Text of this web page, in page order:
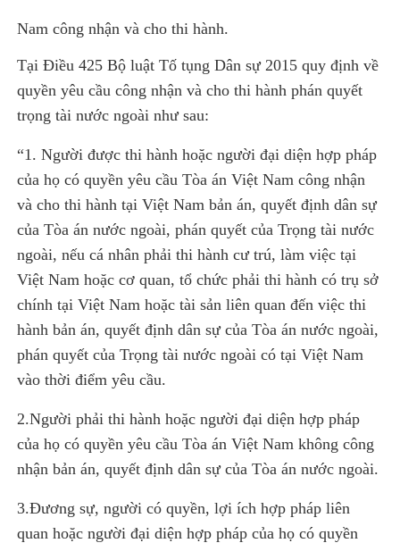
Nam công nhận và cho thi hành.
Tại Điều 425 Bộ luật Tố tụng Dân sự 2015 quy định về
quyền yêu cầu công nhận và cho thi hành phán quyết
trọng tài nước ngoài như sau:
“1. Người được thi hành hoặc người đại diện hợp pháp
của họ có quyền yêu cầu Tòa án Việt Nam công nhận
và cho thi hành tại Việt Nam bản án, quyết định dân sự
của Tòa án nước ngoài, phán quyết của Trọng tài nước
ngoài, nếu cá nhân phải thi hành cư trú, làm việc tại
Việt Nam hoặc cơ quan, tổ chức phải thi hành có trụ sở
chính tại Việt Nam hoặc tài sản liên quan đến việc thi
hành bản án, quyết định dân sự của Tòa án nước ngoài,
phán quyết của Trọng tài nước ngoài có tại Việt Nam
vào thời điểm yêu cầu.
2.Người phải thi hành hoặc người đại diện hợp pháp
của họ có quyền yêu cầu Tòa án Việt Nam không công
nhận bản án, quyết định dân sự của Tòa án nước ngoài.
3.Đương sự, người có quyền, lợi ích hợp pháp liên
quan hoặc người đại diện hợp pháp của họ có quyền